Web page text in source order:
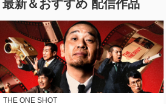
最新＆おすすめ 配信作品
THE ONE SHOT